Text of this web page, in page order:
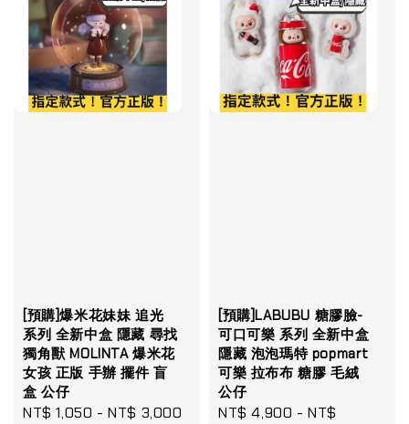
[預購]爆米花妹妹 追光
系列 全新中盒 隱藏 尋找
獨角獸 MOLINTA 爆米花
女孩 正版 手辦 擺件 盲
盒 公仔
Sale
NT$ 1,050 -NT$ 3,000
Regular
[預購]LABUBU 糖膠臉-
可口可樂 系列 全新中盒
隱藏 泡泡瑪特 popmart
可樂 拉布布 糖膠 毛絨
公仔
Sale
NT$ 4,900 -NT$